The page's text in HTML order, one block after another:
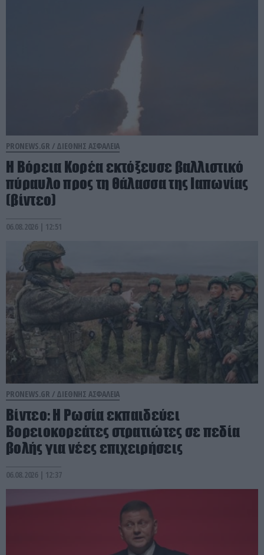
PRONEWS.GR / ΔΙΕΘΝΗΣ ΑΣΦΑΛΕΙΑ
Η Βόρεια Κορέα εκτόξευσε βαλλιστικό
πύραυλο προς τη θάλασσα της Ιαπωνίας
(βίντεο)
06.08.2026 | 12:51
PRONEWS.GR / ΔΙΕΘΝΗΣ ΑΣΦΑΛΕΙΑ
Βίντεο: Η Ρωσία εκπαιδεύει
Βορειοκορεάτες στρατιώτες σε πεδία
βολής για νέες επιχειρήσεις
06.08.2026 | 12:37